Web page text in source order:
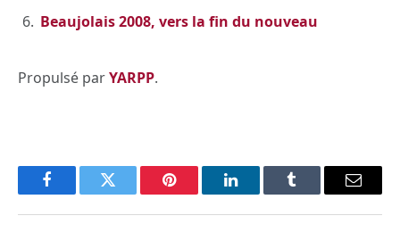
Beaujolais 2008, vers la fin du nouveau
Propulsé parYARPP.
FacebookTwitter Pinterest LinkedInTumblr Email